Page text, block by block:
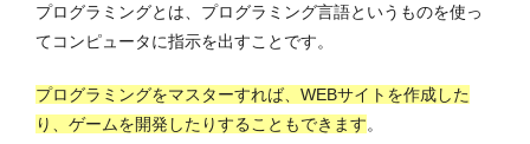
プログラミングとは、プログラミング言語というものを使っ
てコンピュータに指示を出すことです。
プログラミングをマスターすれば、WEBサイトを作成した
り、ゲームを開発したりすることもできます。